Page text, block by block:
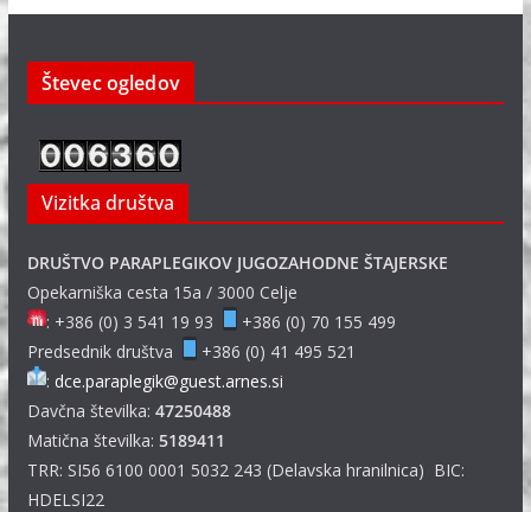
Števec ogledov
Vizitka društva
DRUŠTVO PARAPLEGIKOV JUGOZAHODNE ŠTAJERSKE
Opekarniška cesta 15a / 3000 Celje
: +386 (0) 3 541 19 93
+386 (0) 70 155 499
Predsednik društva
+386 (0) 41 495 521
: dce.paraplegik@guest.arnes.si
Davčna številka: 47250488
Matična številka: 5189411
TRR: SI56 6100 0001 5032 243 (Delavska hranilnica) BIC:
HDELSI22